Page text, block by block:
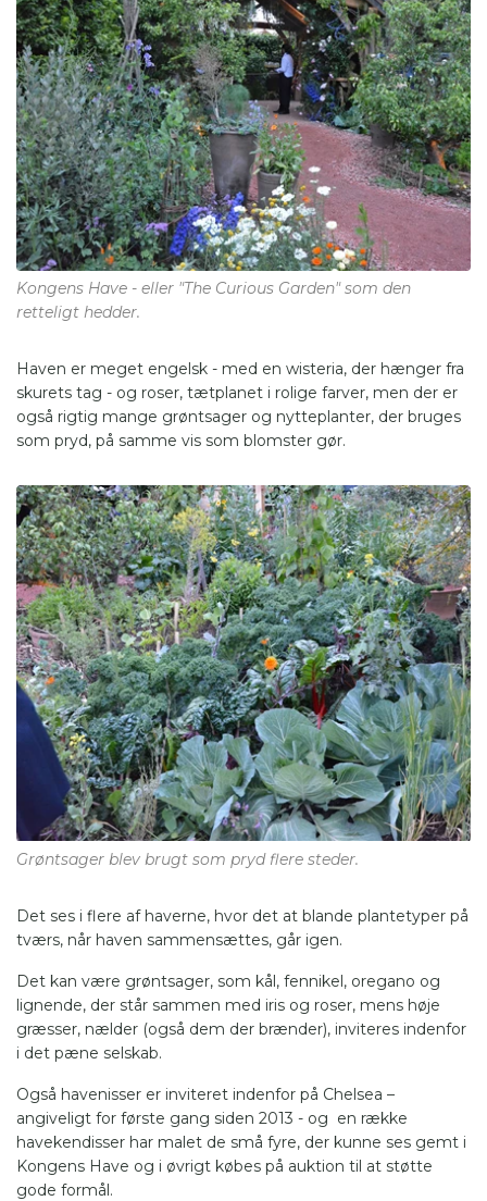
Kongens Have - eller "The Curious Garden" som den
retteligt hedder.
Haven er meget engelsk - med en wisteria, der hænger fra
skurets tag - og roser, tætplanet i rolige farver, men der er
også rigtig mange grøntsager og nytteplanter, der bruges
som pryd, på samme vis som blomster gør.
Grøntsager blev brugt som pryd flere steder.
Det ses i flere af haverne, hvor det at blande plantetyper på
tværs, når haven sammensættes, går igen.
Det kan være grøntsager, som kål, fennikel, oregano og
lignende, der står sammen med iris og roser, mens høje
græsser, nælder (også dem der brænder), inviteres indenfor
i det pæne selskab.
Også havenisser er inviteret indenfor på Chelsea –
angiveligt for første gang siden 2013 - og en række
havekendisser har malet de små fyre, der kunne ses gemt i
Kongens Have og i øvrigt købes på auktion til at støtte
gode formål.